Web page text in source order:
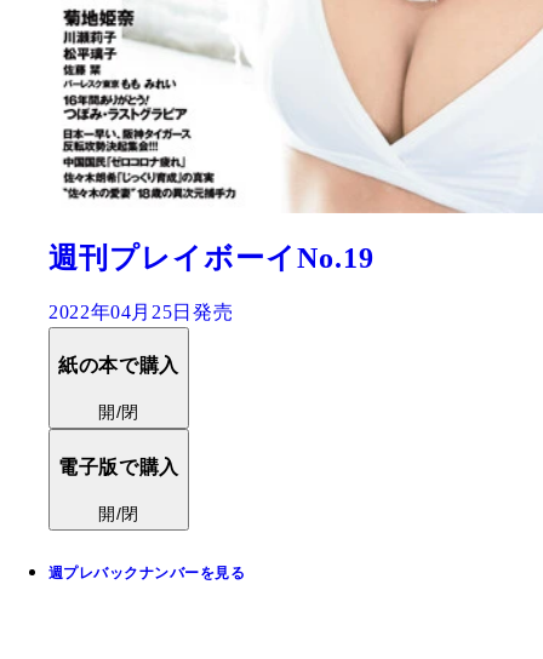
週刊プレイボーイNo.19
2022年04月25日発売
紙の本で購入
開/閉
電子版で購入
開/閉
週プレバックナンバーを見る